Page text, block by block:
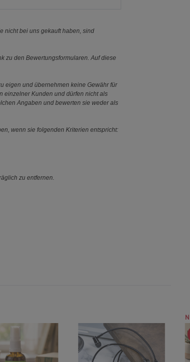
nicht bei uns gekauft haben, sind
zu den Bewertungsformularen. Auf diese
eigen und übernehmen keine Gewähr für
einzelner Kunden und dürfen nicht als
Angaben und bewerten sie weder als
wenn sie folgenden Kriterien entspricht:
zu entfernen.